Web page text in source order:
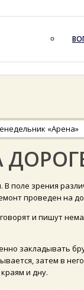
поле зрения
проведен на
и пишут
закладывать
затем в
и дну.